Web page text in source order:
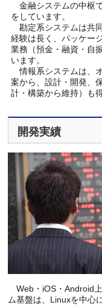
金融システムの中枢
をしています。
勘定系システムは共
経験は長く、パッケー
業務（預金・融資・自
います。
情報系システムは、
案から、設計・開発、
計・構築から維持）も
開発実績
Web・iOS・Android
ム基盤は、Linuxを中心